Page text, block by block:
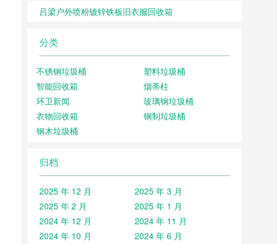
吕梁户外喷粉镀锌铁板旧衣服回收箱
分类
不锈钢垃圾桶
塑料垃圾桶
智能回收箱
烟蒂柱
环卫新闻
玻璃钢垃圾桶
衣物回收箱
钢制垃圾桶
钢木垃圾桶
归档
2025 年 12 月
2025 年 3 月
2025 年 2 月
2025 年 1 月
2024 年 12 月
2024 年 11 月
2024 年 10 月
2024 年 6 月